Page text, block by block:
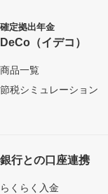
確定拠出年金
（イデコ）
商品一覧
節税シミュレーション
銀行との口座連携
らくらく入金